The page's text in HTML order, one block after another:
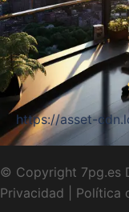
https://asset-
© Copyright 7pg.es
Privacidad
Política